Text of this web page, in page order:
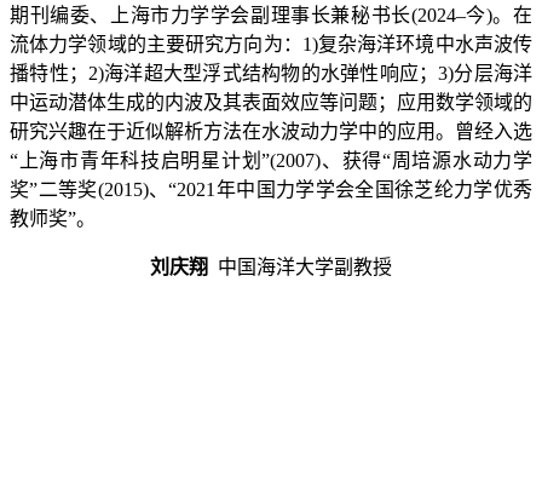
期刊编委、上海市力学学会副理事长兼秘书长(2024–今)。在
流体力学领域的主要研究方向为： 1)复杂海洋环境中水声波传
播特性； 2)海洋超大型浮式结构物的水弹性响应； 3)分层海洋
中运动潜体生成的内波及其表面效应等问题；应用数学领域的
研究兴趣在于近似解析方法在水波动力学中的应用。曾经入选
“ 上海市青年科技启明星计划”(2007)、获得“周培源水动力学
奖”二等奖(2015)、“2021 年中国力学学会全国徐芝纶力学优秀
教师奖”。
刘庆翔 中国海洋大学副教授